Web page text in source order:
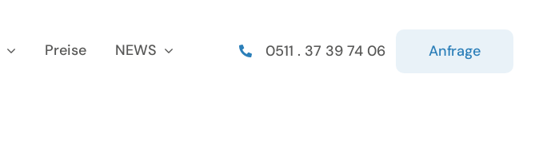
Preise NEWS 0511 . 37 39 74 06 Anfrage